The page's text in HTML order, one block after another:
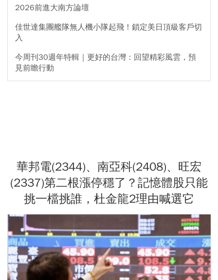
2026前進大南方論壇
佳世達集團艦隊無人機小隊起飛！鎖定美日頂級客戶切
入
今周刊30週年特輯｜更好的台灣：回望精彩風雲，預
見前瞻行動
華邦電(2344)、南亞科(2408)、旺宏
(2337)第二根漲停穩了？記憶體股只能
挑一檔挑誰，杜金龍2理由喊選它